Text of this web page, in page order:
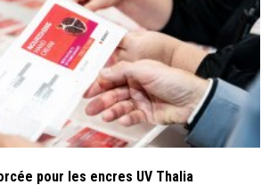
pour les encres UV Thalia